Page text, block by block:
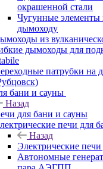
окрашенной стали
Чугунные элементы
дымоходу
из
дымоходы для
патрубки на
бани и сауны
Назад
для бани и сауны
печи для
Назад
Электрические
Автономные